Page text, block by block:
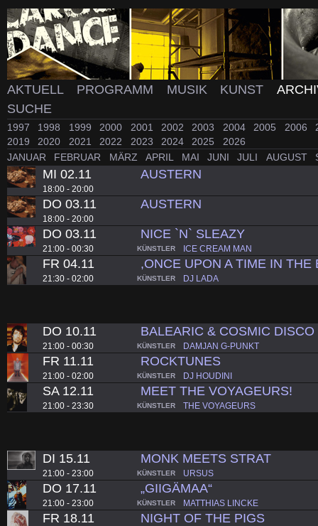
AKTUELL PROGRAMM MUSIK KUNST
SUCHE
1997 1998 1999 2000 2001 2002 2003 2004 2005 2006
2019
2020 2021 2022 2023 2024 2025
2026
JANUAR
FEBRUAR MÄRZ APRIL MAI JUNI JULI AUGUST
MI 02.11
18:00 - 20:00
AUSTERN
DO 03.11
18:00 - 20:00
AUSTERN
DO 03.11
21:00 - 00:30
NICE `N` SLEAZY
KÜNSTLER ICE CREAM MAN
FR 04.11
21:30 - 02:00
,ONCE UPON A TIME IN THE
KÜNSTLER DJ LADA
DO 10.11
21:00 - 00:30
BALEARIC & COSMIC
KÜNSTLER DAMJAN G-PUNKT
FR 11.11
21:00 - 02:00
ROCKTUNES
KÜNSTLER DJ HOUDINI
SA 12.11
21:00 - 23:30
MEET THE VOYAGEURS!
KÜNSTLER THE VOYAGEURS
DI 15.11
21:00 - 23:00
MONK MEETS STRAT
KÜNSTLER URSUS
DO 17.11
21:00 - 23:00
„GIIGÄMAA“
KÜNSTLER MATTHIAS LINCKE
FR 18.11 NIGHT OF THE PIGS